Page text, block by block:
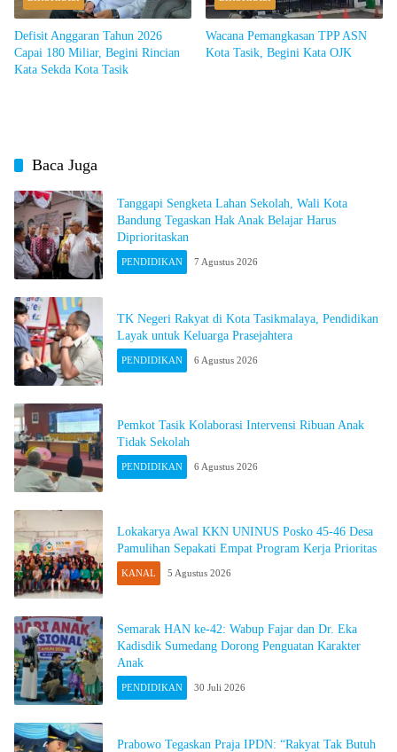
Defisit Anggaran Tahun 2026
Capai 180 Miliar, Begini Rincian
Kata Sekda Kota Tasik
Wacana Pemangkasan TPP ASN
Kota Tasik, Begini Kata OJK
Baca Juga
Tanggapi Sengketa Lahan Sekolah, Wali Kota
Bandung Tegaskan Hak Anak Belajar Harus
Diprioritaskan
PENDIDIKAN 7 Agustus 2026
TK Negeri Rakyat di Kota Tasikmalaya, Pendidikan
Layak untuk Keluarga Prasejahtera
PENDIDIKAN 6 Agustus 2026
Pemkot Tasik Kolaborasi Intervensi Ribuan Anak
Tidak Sekolah
PENDIDIKAN 6 Agustus 2026
Lokakarya Awal KKN UNINUS Posko 45-46 Desa
Pamulihan Sepakati Empat Program Kerja Prioritas
KANAL 5 Agustus 2026
Semarak HAN ke-42: Wabup Fajar dan Dr. Eka
Kadisdik Sumedang Dorong Penguatan Karakter
Anak
PENDIDIKAN 30 Juli 2026
Prabowo Tegaskan Praja IPDN: “Rakyat Tak Butuh